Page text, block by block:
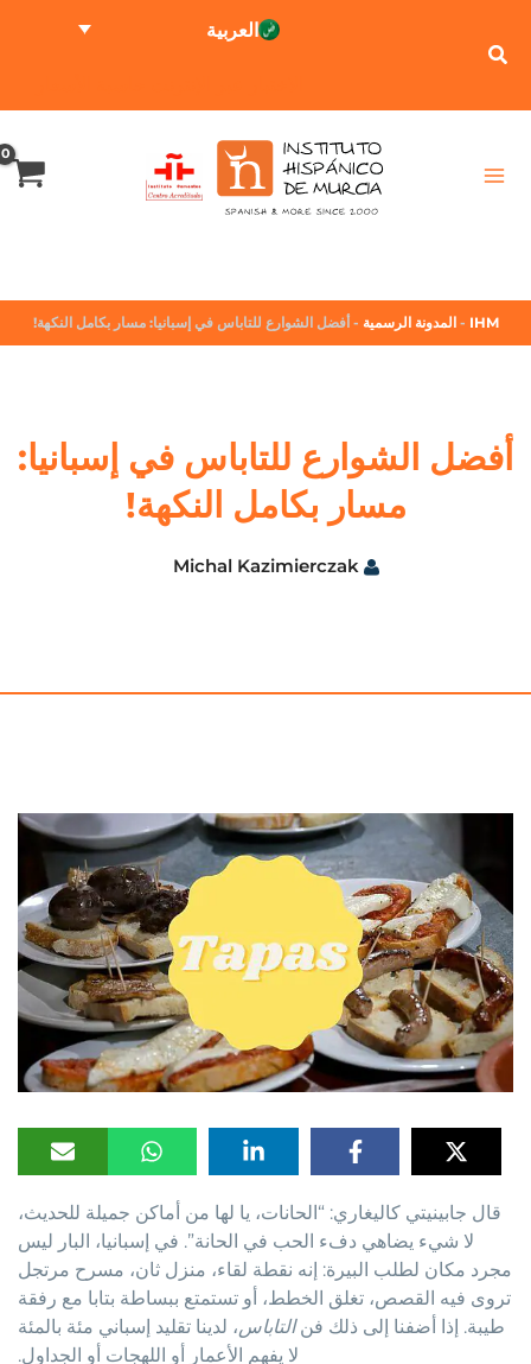
العربية
IHM
-المدونة الرسمية-أفضل الشوارع للتاباس في إسبانيا: مسار بكامل النكهة!
أفضل الشوارع للتاباس في إسبانيا:
مسار بكامل النكهة!
Michal Kazimierczak
قال جابينيتي كاليغاري: “الحانات، يا لها من أماكن جميلة للحديث،
لا شيء يضاهي دفء الحب في الحانة”. في إسبانيا، البار ليس
مجرد مكان لطلب البيرة: إنه نقطة لقاء، منزل ثان، مسرح مرتجل
تروى فيه القصص، تغلق الخطط، أو تستمتع ببساطة بتابا مع رفقة
طيبة. إذا أضفنا إلى ذلك فنالتاباس ، لدينا تقليد إسباني مئة بالمئة
لا يفهم الأعمار أو اللهجات أو الجداول.